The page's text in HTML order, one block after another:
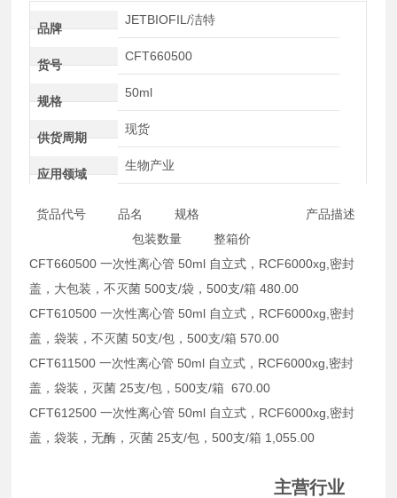
品牌
JETBIOFIL/洁特
货号
CFT660500
规格
50ml
供货周期
现货
应用领域
生物产业
货品代号 品名 规格 产品描述
包装数量 整箱价
CFT660500 一次性离心管 50ml 自立式，RCF6000xg,密封
盖，大包装，不灭菌 500支/袋，500支/箱 480.00
CFT610500 一次性离心管 50ml 自立式，RCF6000xg,密封
盖，袋装，不灭菌 50支/包，500支/箱 570.00
CFT611500 一次性离心管 50ml 自立式，RCF6000xg,密封
盖，袋装，灭菌 25支/包，500支/箱 670.00
CFT612500 一次性离心管 50ml 自立式，RCF6000xg,密封
盖，袋装，无酶，灭菌 25支/包，500支/箱 1,055.00
主营行业